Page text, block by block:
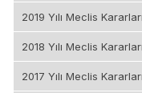
2019 Yılı Meclis Kararları
2018 Yılı Meclis Kararları
2017 Yılı Meclis Kararları